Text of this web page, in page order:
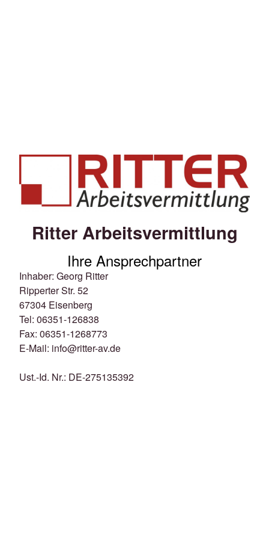
Ritter Arbeitsvermittlung
Ihre Ansprechpartner
Inhaber: Georg Ritter
Ripperter Str. 52
67304 Eisenberg
Tel: 06351-126838
Fax: 06351-1268773
E-Mail: info@ritter-av.de
Ust.-Id. Nr.: DE-275135392